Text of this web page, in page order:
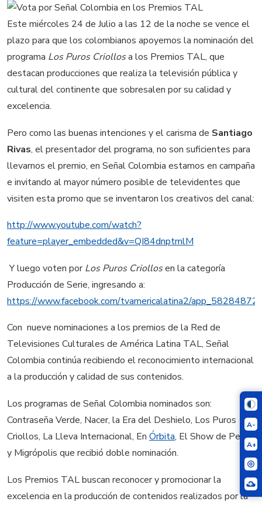
A-
A+
Este miércoles 24 de Julio a las 12 de la noche se vence el
plazo para que los colombianos apoyemos la nominación del
programa Los Puros Criollosa los Premios TAL, que
destacan producciones que realiza la televisión pública y
cultural del continente que sobresalen por su calidad y
excelencia.
Pero como las buenas intenciones y el carisma de Santiago
Rivas, el presentador del programa, no son suficientes para
llevarnos el premio, en Señal Colombia estamos en campaña
e invitando al mayor número posible de televidentes que
visiten esta promo que se inventaron los creativos del canal:
http://www.youtube.com/watch?
feature=player_embedded&v=QI84dnptmlM
Y luego voten porLos Puros Criollosen la categoría
Producción de Serie, ingresando a:
https://www.facebook.com/tvamericalatina2/
Con nueve nominaciones a los premios de la Red de
Televisiones Culturales de América Latina TAL, Señal
Colombia continúa recibiendo el reconocimiento internacional
a la producción y calidad de sus contenidos.
Los programas de Señal Colombia nominados son:
Contraseña Verde, Nacer, la Era del Deshielo, Los Puros
Criollos, La Lleva Internacional, En Órbita, El Show de Perico
y Migrópolis que recibió doble nominación.
Los Premios TAL buscan reconocer y promocionar la
excelencia en la producción de contenidos realizados por la